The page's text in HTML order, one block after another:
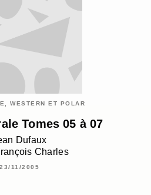
WESTERN ET POLAR
Tomes 05 à 07
Dufaux
Charles
23/11/2005